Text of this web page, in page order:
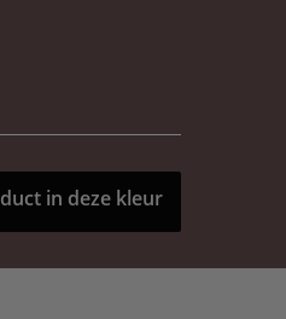
in deze kleur